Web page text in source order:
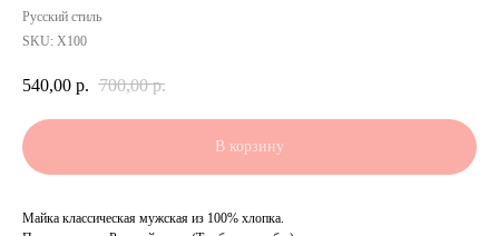
Русский стиль
SKU: Х100
540,00 р. 700,00 р.
В корзину
Майка классическая мужская из 100% хлопка.